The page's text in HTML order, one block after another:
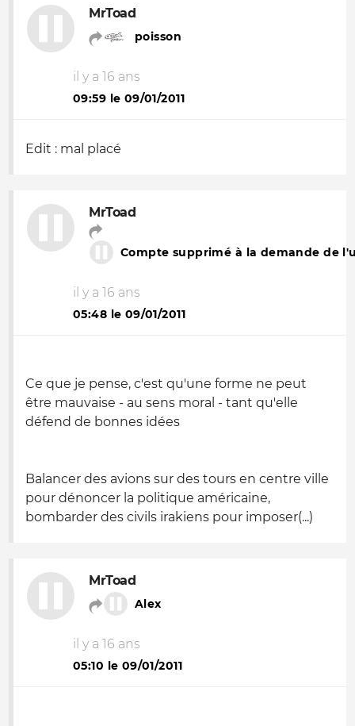
MrToad
poisson
il y a 16 ans
09:59 le 09/01/2011
Edit : mal placé
MrToad
Compte supprimé à la demande de
il y a 16 ans
05:48 le 09/01/2011
Ce que je pense, c'est qu'une forme ne peut
être mauvaise - au sens moral - tant qu'elle
défend de bonnes idées
Balancer des avions sur des tours en centre ville
pour dénoncer la politique américaine,
bombarder des civils irakiens pour imposer(...)
MrToad
Alex
il y a 16 ans
05:10 le 09/01/2011